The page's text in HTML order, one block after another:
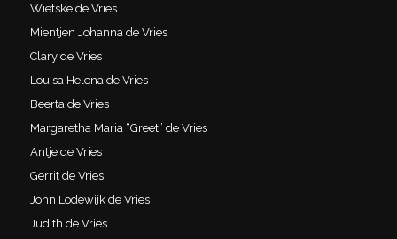
Wietske de Vries
Mientjen Johanna de Vries
Clary de Vries
Louisa Helena de Vries
Beerta de Vries
Margaretha Maria “Greet” de Vries
Antje de Vries
Gerrit de Vries
John Lodewijk de Vries
Judith de Vries